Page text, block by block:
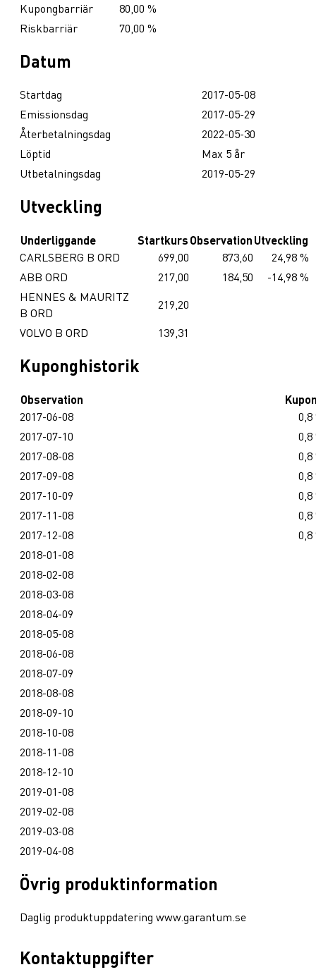
Kupongbarriär
80,00 %
Riskbarriär
70,00 %
Datum
Startdag
2017-05-08
Emissionsdag
2017-05-29
Återbetalningsdag
2022-05-30
Löptid
Max 5 år
Utbetalningsdag
2019-05-29
Utveckling
Underliggande StartkursObservationUtveckling
CARLSBERG B ORD
699,00 873,60
24,98 %
ABB ORD
217,00 184,50
-14,98 %
HENNES & MAURITZ
B ORD
219,20
VOLVO B ORD
139,31
Kuponghistorik
Observation
2017-06-08
0,8
2017-07-10
0,8
2017-08-08
0,8
2017-09-08
0,8
2017-10-09
0,8
2017-11-08
0,8
2017-12-08
0,8
2018-01-08
2018-02-08
2018-03-08
2018-04-09
2018-05-08
2018-06-08
2018-07-09
2018-08-08
2018-09-10
2018-10-08
2018-11-08
2018-12-10
2019-01-08
2019-02-08
2019-03-08
2019-04-08
Övrig produktinformation
Daglig produktuppdatering www.garantum.se
Kontaktuppgifter